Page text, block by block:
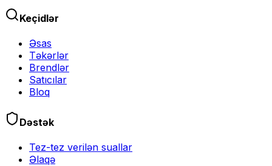
Keçidlər
Əsas
Təkərlər
Brendlər
Satıcılar
Bloq
Dəstək
Tez-tez verilən suallar
Əlaqə